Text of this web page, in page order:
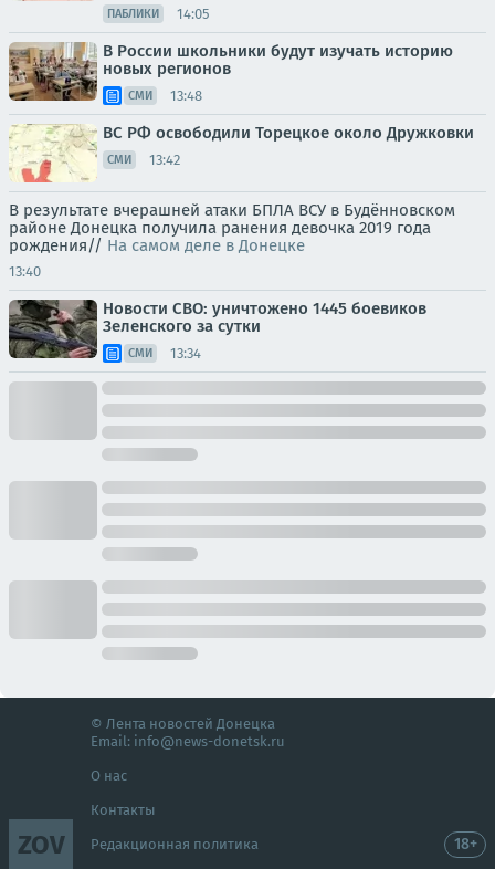
ПАБЛИКИ 14:05
В России школьники будут изучать историю
новых регионов
СМИ 13:48
ВС РФ освободили Торецкое около Дружковки
СМИ 13:42
В результате вчерашней атаки БПЛА ВСУ в Будённовском
районе Донецка получила ранения девочка 2019 года
рождения// На самом деле в Донецке
13:40
Новости СВО: уничтожено 1445 боевиков
Зеленского за сутки
СМИ 13:34
ZOV
© Лента новостей Донецка
Email: info@news-donetsk.ru
О нас
Контакты
Редакционная политика 18+